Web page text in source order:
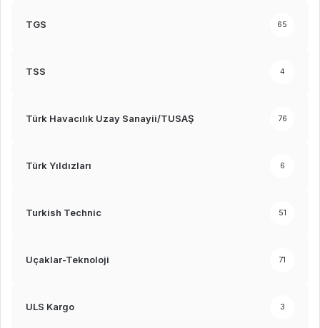
TGS 65
TSS 4
Türk Havacılık Uzay Sanayii/TUSAŞ 76
Türk Yıldızları 6
Turkish Technic 51
Uçaklar-Teknoloji 71
ULS Kargo 3